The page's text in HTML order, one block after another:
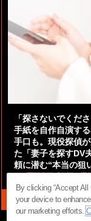
「探さないでくだ
手紙を自作自演す
手口も。現役探偵
た「妻子を探すDV
頼に潜む“本当の狙
by 阿部泰尚『伝説の探
By clicking “Accept
your device to
our marketing efforts.